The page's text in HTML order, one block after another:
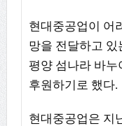
현대중공업이 어
망을 전달하고 있
평양 섬나라 바
후원하기로 했다.
현대중공업은 지